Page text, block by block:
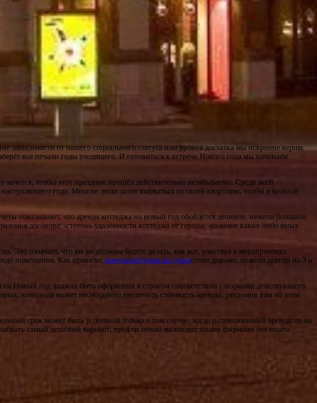
от нашего социального статуса или уровня достатка мы искренне верим,
все печали годы уходящего. И готовиться к встрече Нового года мы начинаем
чтобы этот праздник прошёл действительно незабываемо. Среди всей
года. Многие люди хотят вырваться из своей квартиры, чтобы в весёлой
показывают, что аренда коттеджа на новый год обойдётся дешевле, нежели большой
договора; -степень удалённости коттеджа от города; -наличие каких-либо иных
Это означает, что вы не должны будете делать, как все, участвуя в мероприятиях,
помещения. Как правило, аренда коттеджа на суткистоит дороже, нежели аренда на 3 и
на Новый год должна быть оформлена в строгом соответствии с нормами действующего
компания может неожиданно увеличить стоимость аренды, уведомив вам об этом
срок может быть успешной только в том случае, когда потенциальный арендатор на
самый дешёвый вариант, предлагаемый малоизвестными фирмами без опыта